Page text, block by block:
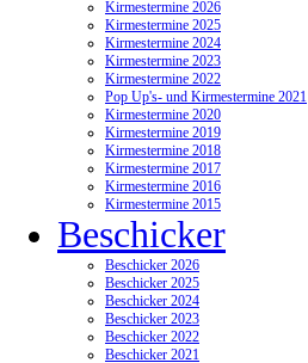
Kirmestermine 2026
Kirmestermine 2025
Kirmestermine 2024
Kirmestermine 2023
Kirmestermine 2022
Pop Up's- und Kirmestermine 2021
Kirmestermine 2020
Kirmestermine 2019
Kirmestermine 2018
Kirmestermine 2017
Kirmestermine 2016
Kirmestermine 2015
Beschicker
Beschicker 2026
Beschicker 2025
Beschicker 2024
Beschicker 2023
Beschicker 2022
Beschicker 2021